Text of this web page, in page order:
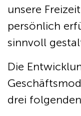
unsere
persönlich
sinnvoll
Die
drei